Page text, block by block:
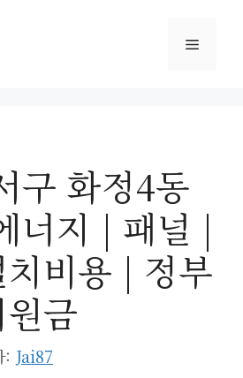
메
구 화정4동
너지 | 패널 |
비용 | 정부
금
: Jai87